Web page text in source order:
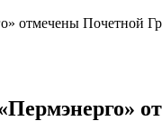
отмечены Почетной